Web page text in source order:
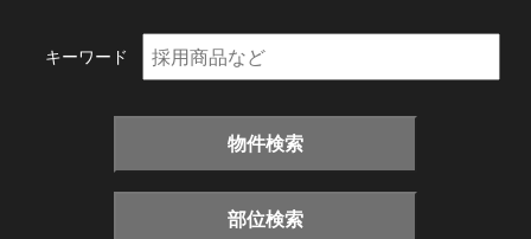
キーワード
物件検索
部位検索